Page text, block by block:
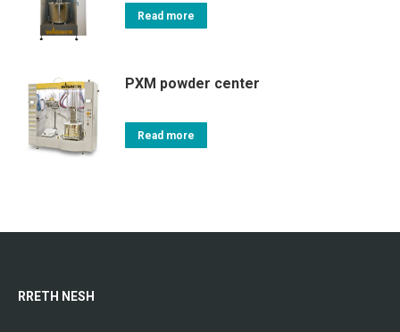
Read more
PXM powder center
Read more
RRETH NESH